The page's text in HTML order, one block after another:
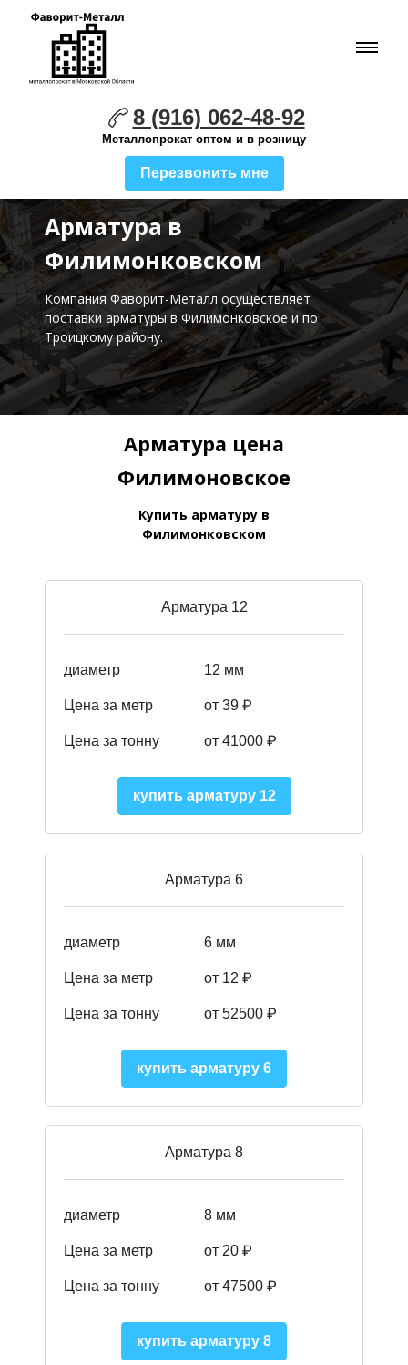
8 (916) 062-48-92
Металлопрокат оптом и в розницу
Перезвонить мне
Арматура в
Филимонковском
Компания Фаворит-Металл осуществляет
поставки арматуры в Филимонковское и по
Троицкому району.
Арматура цена
Филимоновское
Купить арматуру в
Филимонковском
Арматура 12
диаметр 12 мм
Цена за метр от 39 ₽
Цена за тонну от 41000 ₽
купить арматуру 12
Арматура 6
диаметр 6 мм
Цена за метр от 12 ₽
Цена за тонну от 52500 ₽
купить арматуру 6
Арматура 8
диаметр 8 мм
Цена за метр от 20 ₽
Цена за тонну от 47500 ₽
купить арматуру 8